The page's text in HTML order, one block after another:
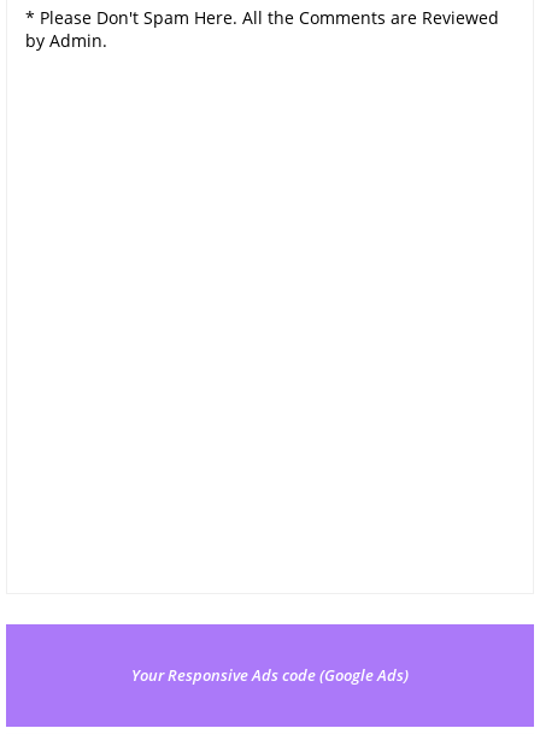
* Please Don't Spam Here. All the Comments are Reviewed
by Admin.
Your Responsive Ads code (Google Ads)